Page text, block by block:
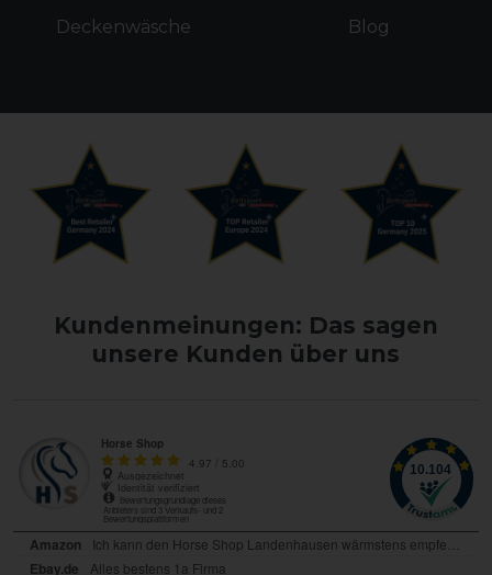
Deckenwäsche Blog
Kundenmeinungen: Das sagen
unsere Kunden über uns